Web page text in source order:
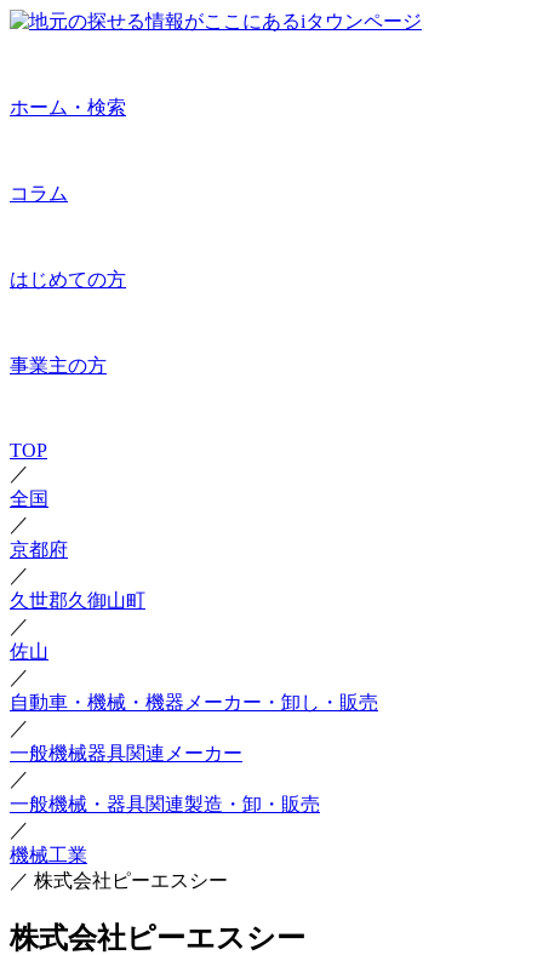
ホーム・検索
コラム
はじめての方
事業主の方
TOP
／
全国
／
京都府
／
久世郡久御山町
／
佐山
／
自動車・機械・機器メーカー・卸し・販売
／
一般機械器具関連メーカー
／
一般機械・器具関連製造・卸・販売
／
機械工業
／ 株式会社ピーエスシー
株式会社ピーエスシー